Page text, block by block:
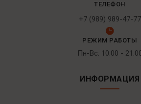
ТЕЛЕФОН
+7 (989) 989-47-77
РЕЖИМ РАБОТЫ
Пн-Вс: 10:00 -
ИНФОРМАЦИЯ